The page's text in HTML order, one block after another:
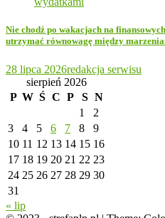
Nie chodź po wakacjach na
utrzymać równowagę między
28 lipca 2026redakcja serwisu
sierpień 2026
P W Ś C P S N
1
2
3
4 5 6 7 8
9
10 11 12 13 14 15 16
17 18 19 20 21 22 23
24 25 26 27 28 29 30
31
« lip